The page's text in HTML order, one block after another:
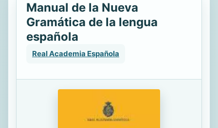
Manual de la Nueva
Gramática de la lengua
española
Real Academia Española